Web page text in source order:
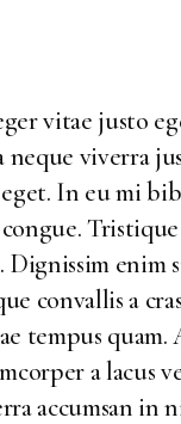
vitae justo
neque viverra
In eu mi
congue.
enim
convallis a
tempus
a lacus
accumsan in